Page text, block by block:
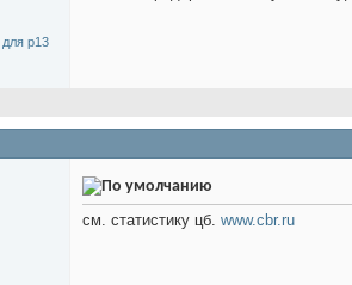
см. статистику цб. www.cbr.ru